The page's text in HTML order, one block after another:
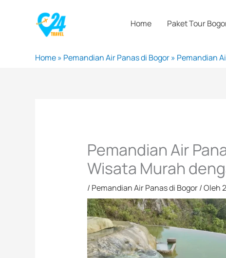
Home Paket Tour
Home» Pemandian Air Panas di Bogor» Pemandian
Pemandian Air
Wisata Murah
/ Pemandian Air Panas di Bogor/ Oleh